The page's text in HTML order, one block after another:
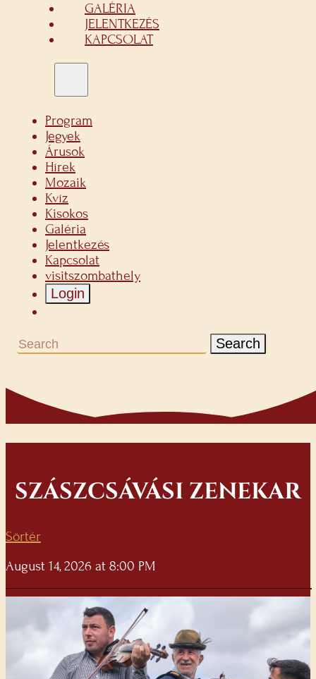
GALÉRIA
JELENTKEZÉS
KAPCSOLAT
Program
Jegyek
Árusok
Hírek
Mozaik
Kvíz
Kisokos
Galéria
Jelentkezés
Kapcsolat
visitszombathely
Login
Search
SZÁSZCSÁVÁSI ZENEKAR
Sörtér
August 14, 2026 at 8:00 PM